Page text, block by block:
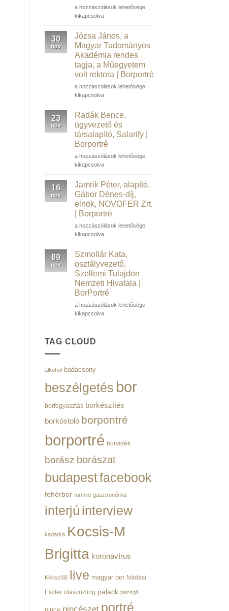
Barta
Péter
szakember,
kortárs
műgyűjtő,
borász,
WSTGroup |
Borportré
bejegyzéshez
a hozzászólások lehetősége
kikapcsolva
30
nov
Józsa János, a
Magyar Tudományos
Akadémia rendes
tagja, a Műegyetem
volt rektora | Borportré
Józsa
János,
Magyar
Tudományos
Akadémia
rendes
tagja,
a
Műegyetem
rektora
Borportré
bejegyzéshez
a hozzászólások lehetősége
kikapcsolva
23
nov
Radák Bence,
ügyvezető és
társalapító, Salarify |
Borportré
Radák
Bence,
és
társalapító,
Salarify
|
Borportré
bejegyzéshez
a hozzászólások lehetősége
kikapcsolva
16
nov
Jamrik Péter, alapító,
Gábor Dénes-díj,
elnök, NOVOFER Zrt.
| Borportré
Jamrik
Péter,
Gábor
Dénes-
díj,
elnök,
NOVOFER
Zrt.
|
Borportré
a hozzászólások lehetősége
kikapcsolva
09
nov
Szmollár Kata,
osztályvezető,
Szellemi Tulajdon
Nemzeti Hivatala |
BorPortré
Szmollár
Kata,
Tulajdon
BorPortré
bejegyzéshez
a hozzászólások lehetősége
kikapcsolva
TAG CLOUD
alkohol badacsony
beszélgetés bor
borfogyasztás borkészítés
borkóstoló borpontré
borportré borvidék
borász borászat
budapestfacebook
fehérbor furmint gasztronómia
interjú interview
kadarka Kocsis-M
Brigitta koronavírus
Kékszőlő live magyar bor Nádasi
Eszter olaszrizling palack pezsgő
portré